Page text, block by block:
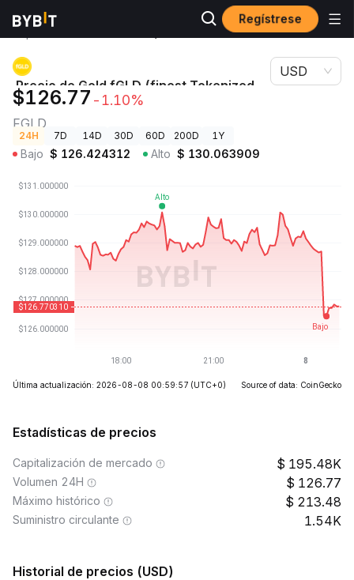
Regístrese
Precios de
Precio de Gold fGLD (finest Tokenized
Precio de Gold fGLD (finest Tokenized
Gold)
FGLD
$126.77 -1.10%
USD
24H 7D 14D 30D 60D 200D 1Y
Bajo $ 126.424312 Alto $ 130.063909
Última actualización: 2026-08-08 00:59:57 (UTC+0) Source of data: CoinGecko
Estadísticas de precios
Capitalización de mercado 195.48K
Volumen 24H 126.77
Máximo histórico 213.48
Suministro circulante 1.54K
Historial de precios (USD)